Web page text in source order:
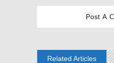
Related Articles